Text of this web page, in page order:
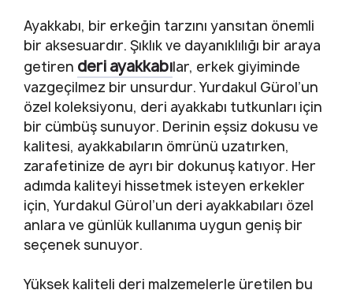
Ayakkabı, bir erkeğin tarzını yansıtan önemli
bir aksesuardır. Şıklık ve dayanıklılığı bir araya
getiren deri ayakkabılar, erkek giyiminde
vazgeçilmez bir unsurdur. Yurdakul Gürol’un
özel koleksiyonu, deri ayakkabı tutkunları için
bir cümbüş sunuyor. Derinin eşsiz dokusu ve
kalitesi, ayakkabıların ömrünü uzatırken,
zarafetinize de ayrı bir dokunuş katıyor. Her
adımda kaliteyi hissetmek isteyen erkekler
için, Yurdakul Gürol’un deri ayakkabıları özel
anlara ve günlük kullanıma uygun geniş bir
seçenek sunuyor.
Yüksek kaliteli deri malzemelerle üretilen bu